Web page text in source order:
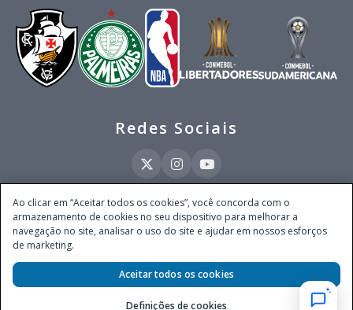
Redes Sociais
Este site é operado pela Ventmear Brasil LTDA (CNPJ 52.868.380/0001-84), com
endereço na Avenida Brigadeiro Faria Lima, nº 4.055, 3º andar, Itaim Bibi, no
Município de São Paulo, Estado de São Paulo, CEP 04538-133, Brasil - empresa
autorizada a operar apostas de quota fixa em todo território nacional pela
Secretaria de Prêmios e Apostas do Ministério da Fazenda, conforme Portaria nº
247, de 07.02.2025, publicada no DOU em 11.2.2025.
Ao clicar em “Aceitar todos os cookies”, você concorda com o
armazenamento de cookies no seu dispositivo para melhorar a
navegação no site, analisar o uso do site e ajudar em nossos esforços
de marketing.
Definições de cookies
Aceitar todos os cookies